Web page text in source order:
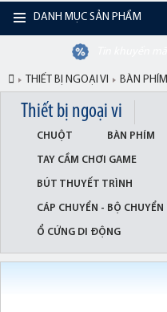
DANH MỤC SẢN PHẨM
THIẾT BỊ NGOẠI VI BÀN PHÍM
Thiết bị ngoại vi
CHUỘT BÀN PHÍM
TAY CẦM CHƠI GAME
BÚT THUYẾT TRÌNH
CÁP CHUYỂN - BỘ CHUYỂN
Ổ CỨNG DI ĐỘNG